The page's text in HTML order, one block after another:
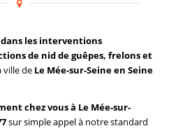
dans les interventions
de nid de guêpes, frelons et
ville de Le Mée-sur-Seine en Seine
chez vous à Le Mée-sur-
sur simple appel à notre standard